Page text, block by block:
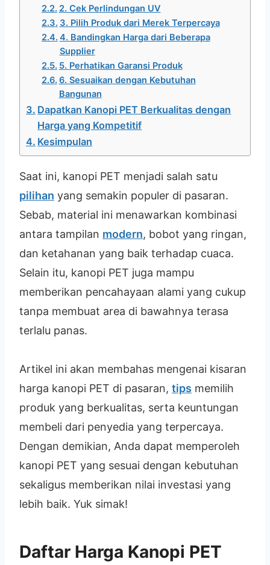
2. Cek Perlindungan UV
3. Pilih Produk dari Merek Terpercaya
4. Bandingkan Harga dari Beberapa
Supplier
5. Perhatikan Garansi Produk
6. Sesuaikan dengan Kebutuhan
Bangunan
Dapatkan Kanopi PET Berkualitas dengan
Harga yang Kompetitif
Kesimpulan
Saat ini, kanopi PET menjadi salah satu
pilihan yang semakin populer di pasaran.
Sebab, material ini menawarkan kombinasi
antara tampilan modern, bobot yang ringan,
dan ketahanan yang baik terhadap cuaca.
Selain itu, kanopi PET juga mampu
memberikan pencahayaan alami yang cukup
tanpa membuat area di bawahnya terasa
terlalu panas.
Artikel ini akan membahas mengenai kisaran
harga kanopi PET di pasaran, tips memilih
produk yang berkualitas, serta keuntungan
membeli dari penyedia yang terpercaya.
Dengan demikian, Anda dapat memperoleh
kanopi PET yang sesuai dengan kebutuhan
sekaligus memberikan nilai investasi yang
lebih baik. Yuk simak!
Daftar Harga Kanopi PET